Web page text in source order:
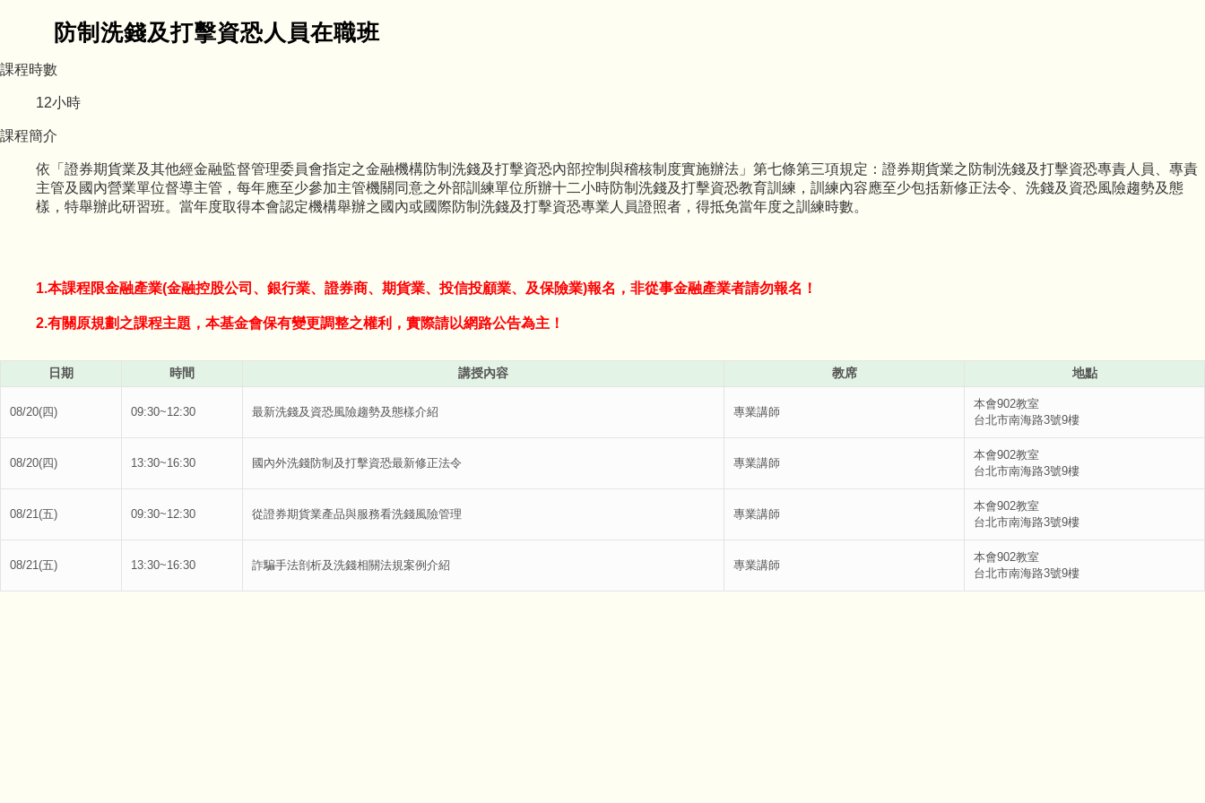
防制洗錢及打擊資恐人員在職班
課程時數
12小時
課程簡介
依「證券期貨業及其他經金融監督管理委員會指定之金融機構防制洗錢及打擊資恐內部控制與稽核制度實施辦法」第七條第三項規定：證券期貨業之防制洗錢及打擊資恐專責人員、專責
主管及國內營業單位督導主管，每年應至少參加主管機關同意之外部訓練單位所辦十二小時防制洗錢及打擊資恐教育訓練，訓練內容應至少包括新修正法令、洗錢及資恐風險趨勢及態
樣，特舉辦此研習班。當年度取得本會認定機構舉辦之國內或國際防制洗錢及打擊資恐專業人員證照者，得抵免當年度之訓練時數。
1.本課程限金融產業(金融控股公司、銀行業、證券商、期貨業、投信投顧業、及保險業)報名，非從事金融產業者請勿報名！
2.有關原規劃之課程主題，本基金會保有變更調整之權利，實際請以網路公告為主！
日期 時間 講授內容 教席 地點
08/20(四) 09:30~12:30 最新洗錢及資恐風險趨勢及態樣介紹 專業講師
本會902教室
台北市南海路3號9樓
08/20(四) 13:30~16:30 國內外洗錢防制及打擊資恐最新修正法令 專業講師
本會902教室
台北市南海路3號9樓
08/21(五) 09:30~12:30 從證券期貨業產品與服務看洗錢風險管理 專業講師
本會902教室
台北市南海路3號9樓
08/21(五) 13:30~16:30 詐騙手法剖析及洗錢相關法規案例介紹 專業講師
本會902教室
台北市南海路3號9樓